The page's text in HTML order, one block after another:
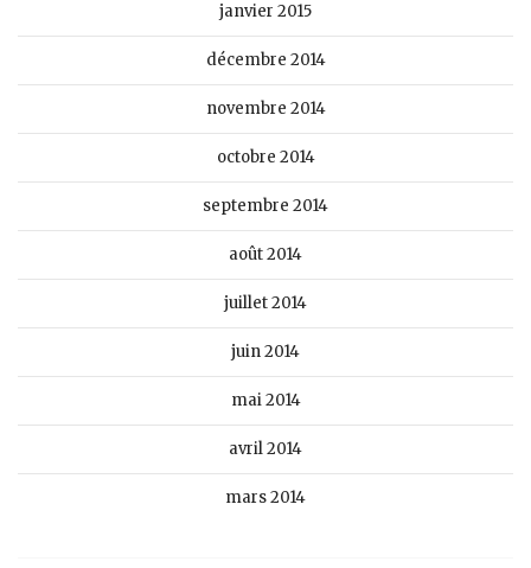
janvier 2015
décembre 2014
novembre 2014
octobre 2014
septembre 2014
août 2014
juillet 2014
juin 2014
mai 2014
avril 2014
mars 2014